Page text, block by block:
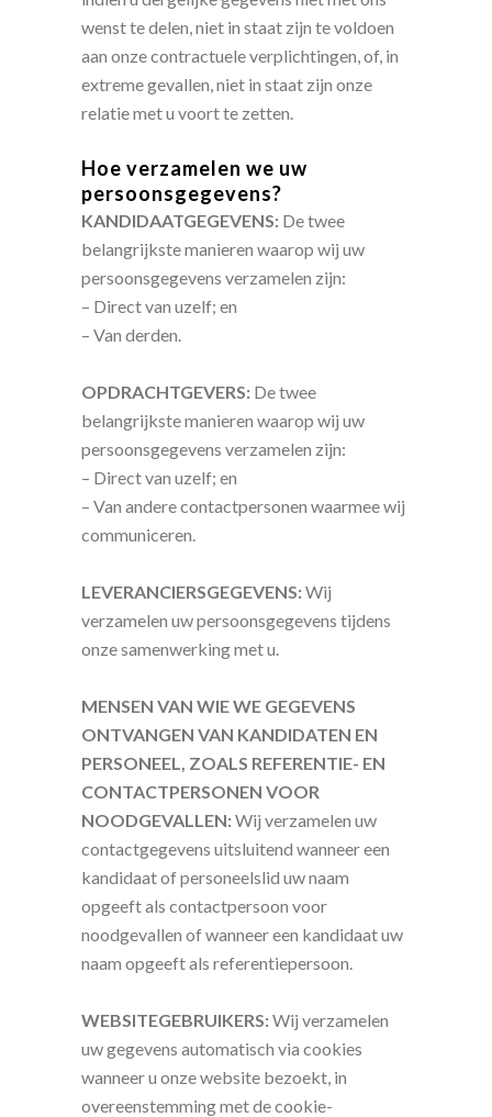
wenst te delen, niet in staat zijn te voldoen
aan onze contractuele verplichtingen, of, in
extreme gevallen, niet in staat zijn onze
relatie met u voort te zetten.
Hoe verzamelen we uw
persoonsgegevens?
KANDIDAATGEGEVENS: De twee
belangrijkste manieren waarop wij uw
persoonsgegevens verzamelen zijn:
– Direct van uzelf; en
– Van derden.
OPDRACHTGEVERS: De twee
belangrijkste manieren waarop wij uw
persoonsgegevens verzamelen zijn:
– Direct van uzelf; en
– Van andere contactpersonen waarmee wij
communiceren.
LEVERANCIERSGEGEVENS:Wij
verzamelen uw persoonsgegevens tijdens
onze samenwerking met u.
MENSEN VAN WIE WE GEGEVENS
ONTVANGEN VAN KANDIDATEN EN
PERSONEEL, ZOALS REFERENTIE- EN
CONTACTPERSONEN VOOR
NOODGEVALLEN:Wij verzamelen uw
contactgegevens uitsluitend wanneer een
kandidaat of personeelslid uw naam
opgeeft als contactpersoon voor
noodgevallen of wanneer een kandidaat uw
naam opgeeft als referentiepersoon.
WEBSITEGEBRUIKERS:Wij verzamelen
uw gegevens automatisch via cookies
wanneer u onze website bezoekt, in
overeenstemming met de cookie-